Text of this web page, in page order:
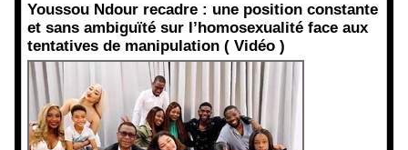
Youssou Ndour recadre : une position constante
et sans ambiguïté sur l’homosexualité face aux
tentatives de manipulation ( Vidéo )